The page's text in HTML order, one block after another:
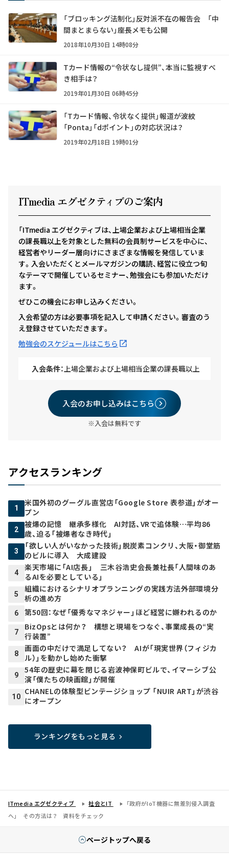
「ブロッキング法制化」反対派不在の報告会 「中
間まとまらない」座長メモも公開
2018年10月30日 14時08分
Tカード情報の“令状なし提供”、本当に監視すべ
き相手は？
2019年01月30日 06時45分
「Tカード情報、令状なく提供」報道が波紋
「Ponta」「dポイント」の対応状況は？
2019年02月18日 19時01分
ITmedia エグゼクティ ブのご案内
「ITmedia エグゼクティブは、上場企業および上場相当企業
の課長職以上を対象とした無料の会員制サービスを中心に、
経営者やリーダー層向けにさまざまな情報を発信していま
す。入会いただくとメールマガジンの購読、経営に役立つ旬
なテーマで開催しているセミナー、勉強会にも参加いただけ
ます。
ぜひこの機会にお申し込みください。
入会希望の方は必要事項を記入して申請ください。審査のう
え登録させていただきます。
勉強会のスケジュールはこちら
入会条件： 上場企業および上場相当企業の課長職以上
入会のお申し込みはこちら
※入会は無料です
アクセスランキング
1
米国外初のグーグル直営店「Google Store 表参道」がオー
プン
2
被爆の記憶 継承多様化 AI対話、VRで追体験…平均86
歳、迫る「被爆者なき時代」
3
「欲しい人がいなかった技術」脱炭素コンクリ、大阪・御堂筋
のビルに導入 大成建設
4
楽天市場に「AI店長」 三木谷浩史会長兼社長「人間味のあ
るAIを必要としている」
5
組織におけるシナリオプランニングの実践方法――外部環境分
析の進め方
6 第50回：なぜ「優秀なマネジャー」ほど経営に嫌われるのか
7
BizOpsとは何か？ 構想と現場をつなぐ、事業成長の“実
行装置”
8
画面の中だけで満足してない？ AIが「現実世界（フィジカ
ル）」を動かし始めた衝撃
9
54年の歴史に幕を閉じる岩波神保町ビルで、イマーシブ公
演「僕たちの映画館」が開催
10
CHANELの体験型ビンテージショップ 「NUIR ART」が渋谷
にオープン
ランキングをもっと見る
ITmedia エグゼクティブ 社会とIT
「政府がIoT機器に無差別侵入調査
へ」 その方法は？ 資料をチェック
ページトップへ戻る